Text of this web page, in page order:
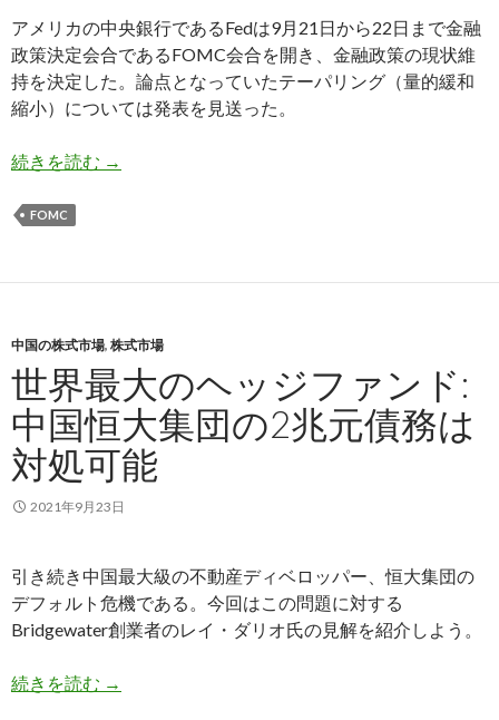
アメリカの中央銀行であるFedは9月21日から22日まで金融
政策決定会合であるFOMC会合を開き、金融政策の現状維
持を決定した。論点となっていたテーパリング（量的緩和
縮小）については発表を見送った。
続きを読む 9月FOMC会合結果: テーパリング開始発表せず
→
FOMC
中国の株式市場, 株式市場
世界最大のヘッジファンド:
中国恒大集団の2兆元債務は
対処可能
2021年9月23日
引き続き中国最大級の不動産ディベロッパー、恒大集団の
デフォルト危機である。今回はこの問題に対する
Bridgewater創業者のレイ・ダリオ氏の見解を紹介しよう。
続きを読む 世界最大のヘッジファンド: 中国恒大集団の2兆
→